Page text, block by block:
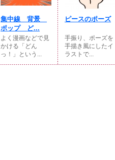
集中線 背景
ポップ ど...
よく漫画などで見
かける「どん
っ！」という...
ピースのポーズ
手振り、ポーズを
手描き風にしたイ
ラストで...